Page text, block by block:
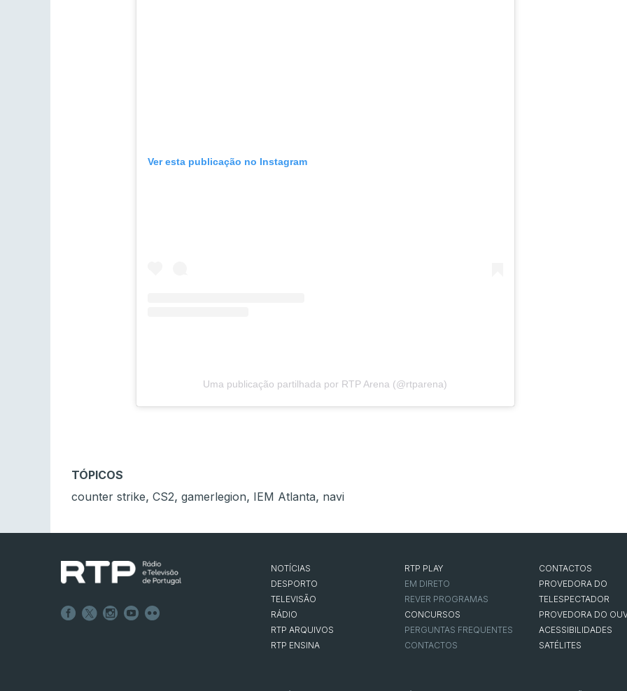
Ver esta publicação no Instagram
Uma publicação partilhada por RTP Arena (@rtparena)
TÓPICOS
counter strike, CS2, gamerlegion, IEM Atlanta, navi
NOTÍCIAS
DESPORTO
TELEVISÃO
RÁDIO
RTP ARQUIVOS
RTP ENSINA
RTP PLAY
EM DIRETO
REVER PROGRAMAS
CONCURSOS
PERGUNTAS FREQUENTES
CONTACTOS
CONTACTOS
PROVEDORA DO
TELESPECTADOR
PROVEDORA DO
ACESSIBILIDADES
SATÉLITES